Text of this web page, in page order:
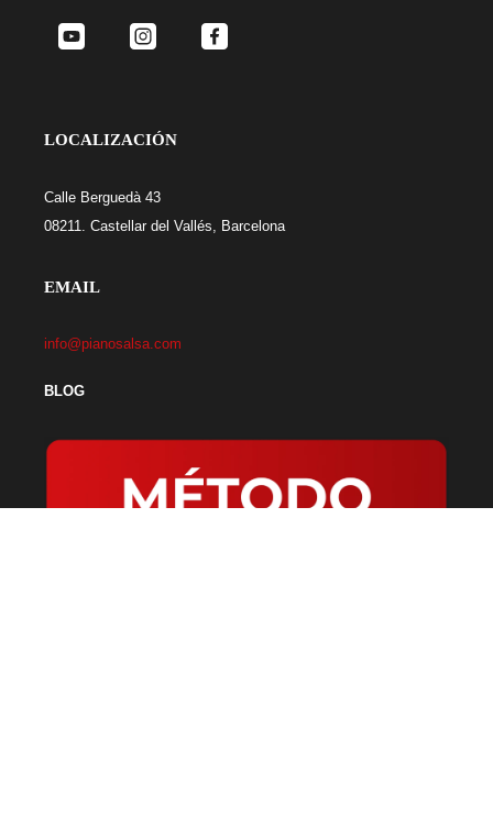
LOCALIZACIÓN
Calle Berguedà 43
08211. Castellar del Vallés, Barcelona
EMAIL
info@pianosalsa.com
BLOG